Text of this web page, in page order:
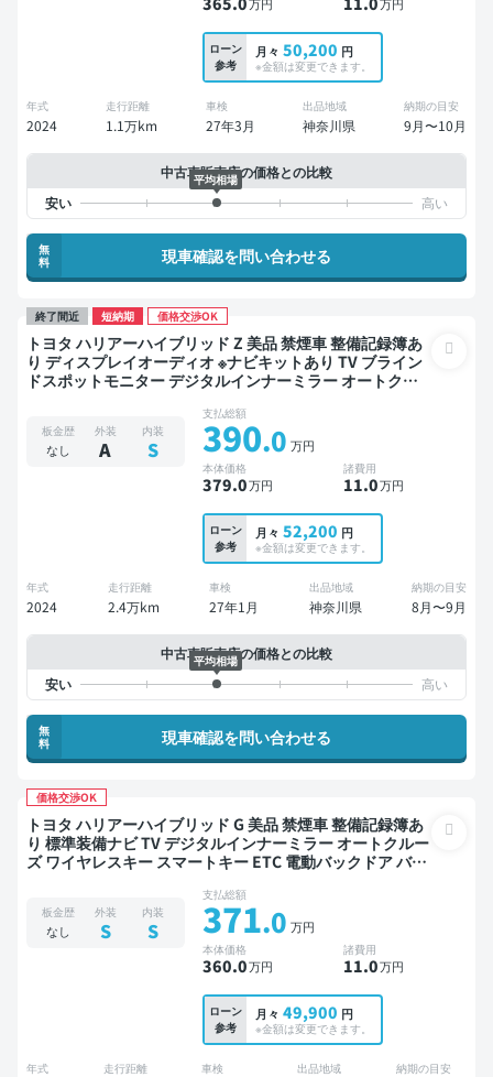
ローン
参考
月々 50,200 円
※金額は変更できます。
年式
2024
走行距離
1.1万km
車検
27年3月
出品地域
神奈川県
納期の目安
9月〜10月
中古車販売店の価格との比較
平均相場
無
料
現車確認を問い合わせる
終了間近 短納期 価格交渉OK
トヨタ ハリアーハイブリッド Z 美品 禁煙車 整備記録簿あ
り ディスプレイオーディオ ※ナビキットあり TV ブライン
ドスポットモニター デジタルインナーミラー オートクル
ター 全方位カメラ 衝突軽減
板金歴
なし
外装
A
内装
S
支払総額
390.0 万円
本体価格
379.0万円
諸費用
11.0万円
ローン
参考
月々 52,200 円
※金額は変更できます。
年式
2024
走行距離
2.4万km
車検
27年1月
出品地域
神奈川県
納期の目安
8月〜9月
中古車販売店の価格との比較
平均相場
無
料
現車確認を問い合わせる
価格交渉OK
トヨタ ハリアーハイブリッド G 美品 禁煙車 整備記録簿あ
り 標準装備ナビ TV デジタルインナーミラー オートクルー
ズ ワイヤレスキー スマートキー ETC 電動バックドア バッ
板金歴
なし
外装
S
内装
S
支払総額
371.0 万円
本体価格
360.0万円
諸費用
11.0万円
ローン
参考
月々 49,900 円
※金額は変更できます。
年式 走行距離 車検 出品地域 納期の目安